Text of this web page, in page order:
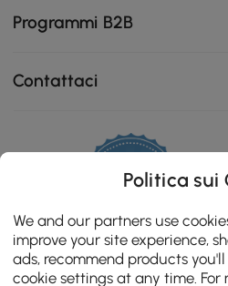
Realizzato con una struttura
superficie in marmo elegante e
si pulisce facilmente.
Programmi B2B
Contattaci
111K
4.8
rating
Politica sui
We and our partners use
improve your site experience,
ads, recommend products
cookie settings at any time. For